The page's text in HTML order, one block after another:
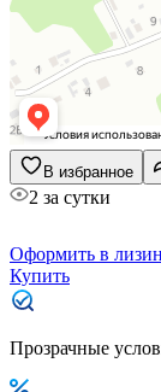
В избранное
2 за сутки
Оформить в
Купить
Прозрачные